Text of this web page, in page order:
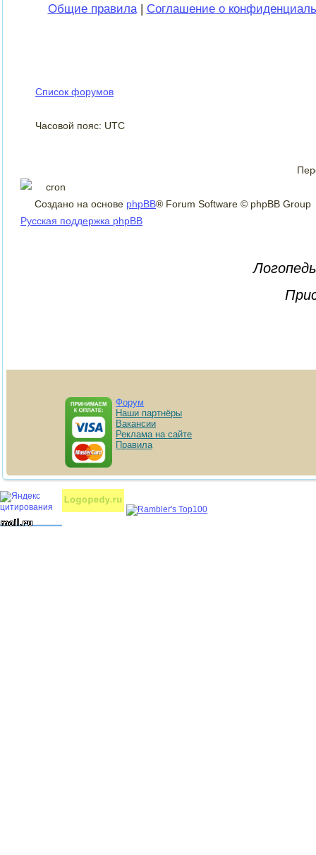
Общие правила| Соглашение о
Список форумов
Часовой пояс: UTC
Создано на основе phpBB® Forum Software © phpBB Group
Русская поддержка phpBB
Форум
Наши партнёры
Вакансии
Реклама на сайте
Правила